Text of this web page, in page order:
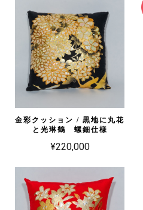
金彩クッション / 黒地に丸花
と光琳鶴 螺鈿仕様
¥220,000